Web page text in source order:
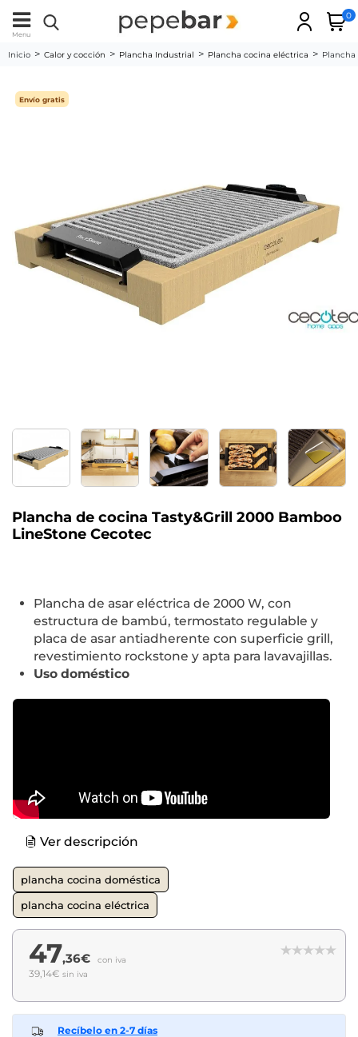
Menu
0
Inicio Calor y cocción Plancha Industrial Plancha cocina eléctrica Plancha
Envío gratis
Plancha de cocina Tasty&Grill 2000 Bamboo
LineStone Cecotec
Plancha de asar eléctrica de 2000 W, con
estructura de bambú, termostato regulable y
placa de asar antiadherente con superficie grill,
revestimiento rockstone y apta para lavavajillas.
Uso doméstico
Ver descripción
plancha cocina doméstica
plancha cocina eléctrica
47,36€ con iva
39,14€ sin iva
Recíbelo en 2-7 días